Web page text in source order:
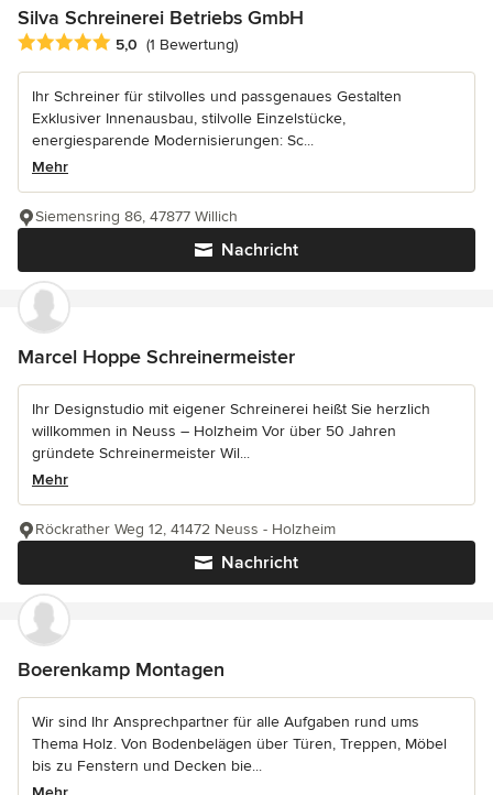
Silva Schreinerei Betriebs GmbH
Durchschnittliche Bewertung: 5 von 5 Sternen
5,0 (1 Bewertung)
Ihr Schreiner für stilvolles und passgenaues Gestalten
Exklusiver Innenausbau, stilvolle Einzelstücke,
energiesparende Modernisierungen: Sc...
Mehr
Nachricht
Siemensring 86, 47877 Willich
Marcel Hoppe Schreinermeister
Ihr Designstudio mit eigener Schreinerei heißt Sie herzlich
willkommen in Neuss – Holzheim Vor über 50 Jahren
gründete Schreinermeister Wil...
Mehr
Nachricht
Röckrather Weg 12, 41472 Neuss - Holzheim
Boerenkamp Montagen
Wir sind Ihr Ansprechpartner für alle Aufgaben rund ums
Thema Holz. Von Bodenbelägen über Türen, Treppen, Möbel
bis zu Fenstern und Decken bie...